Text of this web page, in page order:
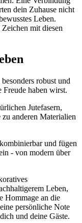
dein Zuhause nicht
Leben.
mit diesen
robust und
Freude haben wirst.
Jutefasern,
anderen Materialien
und fügen
- von modern über
Leben,
Hommage an die
persönliche Note
und deine Gäste.